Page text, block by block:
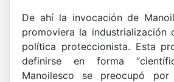
De ahí la invocación de
promoviera la industrialización
política proteccionista. Esta
definirse en forma
Manoilesco se preocupó por